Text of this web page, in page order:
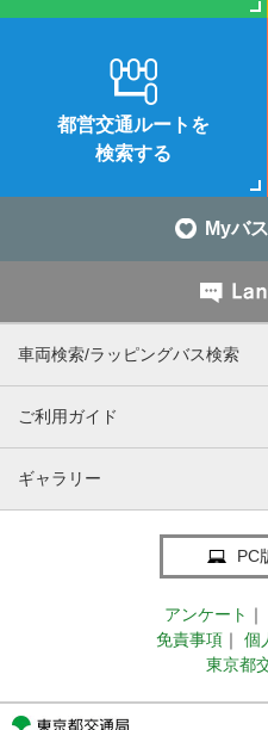
都営交通ルートを
検索する
Myバ
車両検索/ラッピングバス検索
ご利用ガイド
ギャラリー
PC
アンケート ｜
免責事項 ｜
個
東京都